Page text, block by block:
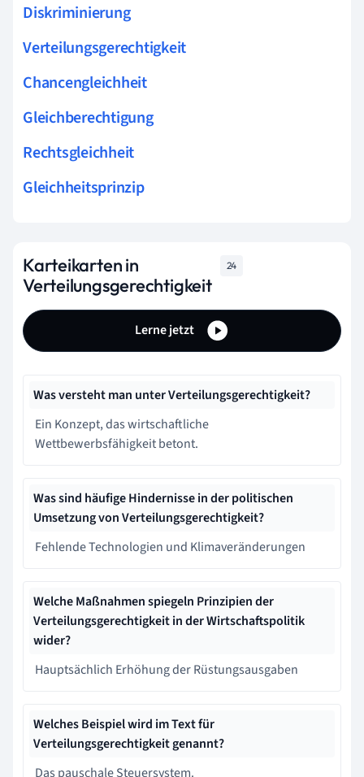
Diskriminierung
Verteilungsgerechtigkeit
Chancengleichheit
Gleichberechtigung
Rechtsgleichheit
Gleichheitsprinzip
Karteikarten in
Verteilungsgerechtigkeit
24
Lerne jetzt
Was versteht man unter Verteilungsgerechtigkeit?
Ein Konzept, das wirtschaftliche
Wettbewerbsfähigkeit betont.
Was sind häufige Hindernisse in der politischen
Umsetzung von Verteilungsgerechtigkeit?
Fehlende Technologien und Klimaveränderungen
Welche Maßnahmen spiegeln Prinzipien der
Verteilungsgerechtigkeit in der Wirtschaftspolitik
wider?
Hauptsächlich Erhöhung der Rüstungsausgaben
Welches Beispiel wird im Text für
Verteilungsgerechtigkeit genannt?
Das pauschale Steuersystem.